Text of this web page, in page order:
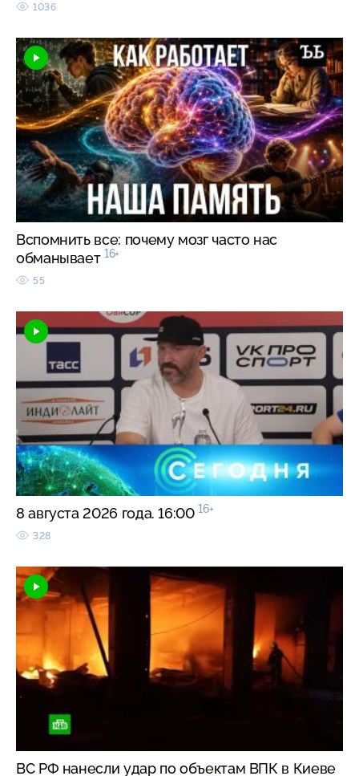
1036
Вспомнить все: почему мозг часто нас
обманывает 16+
55
8 августа 2026 года. 16:00 16+
328
ВС РФ нанесли удар по объектам ВПК в Киеве